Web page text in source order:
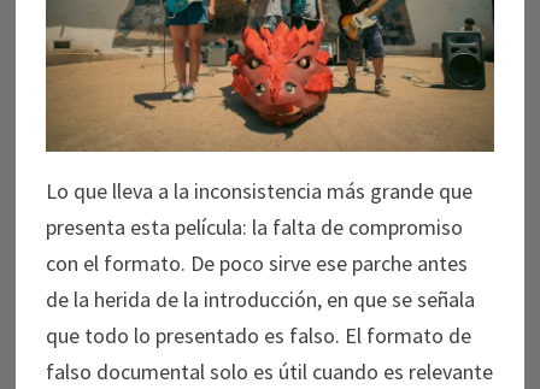
Lo que lleva a la inconsistencia más grande que
presenta esta película: la falta de compromiso
con el formato. De poco sirve ese parche antes
de la herida de la introducción, en que se señala
que todo lo presentado es falso. El formato de
falso documental solo es útil cuando es relevante